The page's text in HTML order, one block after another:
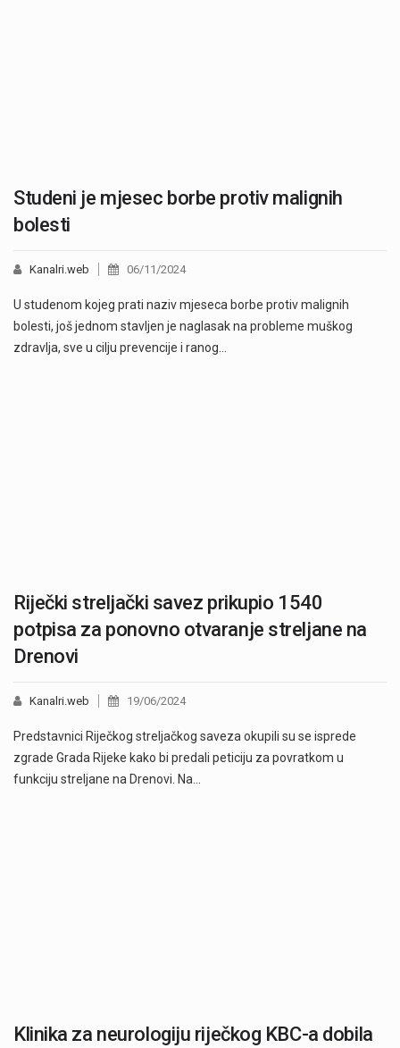
Studeni je mjesec borbe protiv malignih
bolesti
Kanalri.web 06/11/2024
U studenom kojeg prati naziv mjeseca borbe protiv malignih
bolesti, još jednom stavljen je naglasak na probleme muškog
zdravlja, sve u cilju prevencije i ranog…
Riječki streljački savez prikupio 1540
potpisa za ponovno otvaranje streljane na
Drenovi
Kanalri.web 19/06/2024
Predstavnici Riječkog streljačkog saveza okupili su se isprede
zgrade Grada Rijeke kako bi predali peticiju za povratkom u
funkciju streljane na Drenovi. Na…
Klinika za neurologiju riječkog KBC-a dobila